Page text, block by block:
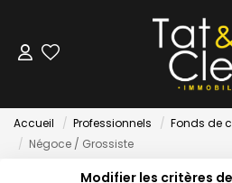
Nos Biens
Accueil Professionnels Fonds de
Négoce / Grossiste
Modifier les critères